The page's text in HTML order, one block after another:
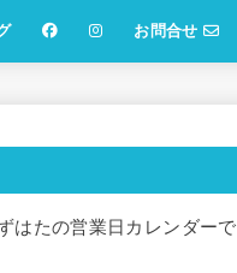
お問合せ
はたの営業日カレンダーで